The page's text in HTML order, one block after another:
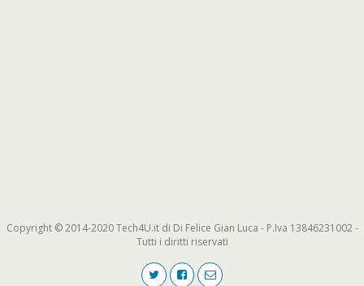
Copyright © 2014-2020 Tech4U.it di Di Felice Gian Luca - P.Iva 13846231002 -
Tutti i diritti riservati